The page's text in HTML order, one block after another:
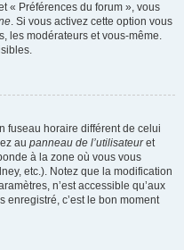
« Préférences du forum », vous
. Si vous activez cette option vous
les modérateurs et vous-même.
fuseau horaire différent de celui
au panneau de l’utilisateuret
à la zone où vous vous
etc.). Notez que la modification
n’est accessible qu’aux
enregistré, c’est le bon moment